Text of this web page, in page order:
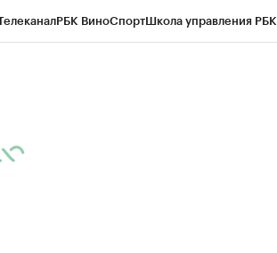
РБК ВиноСпортШкола управления РБК